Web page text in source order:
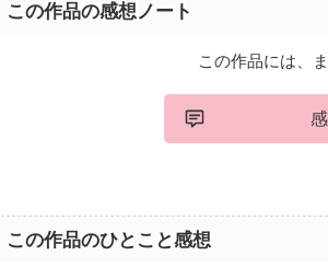
この作品の感想ノート
この作品には、
この作品のひとこと感想